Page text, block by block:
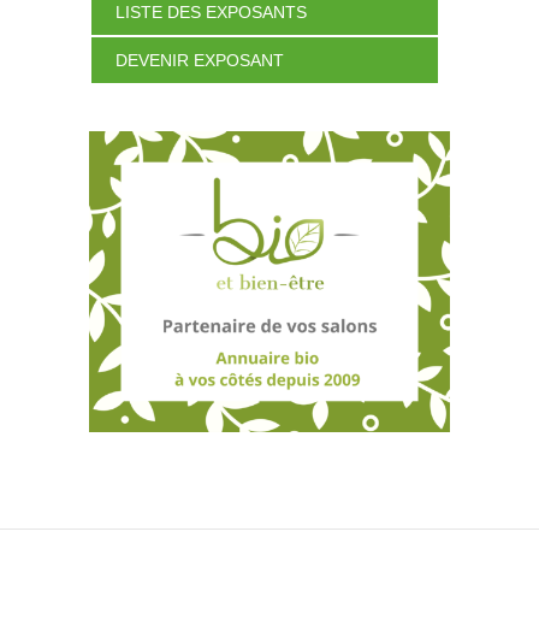
LISTE DES EXPOSANTS
DEVENIR EXPOSANT